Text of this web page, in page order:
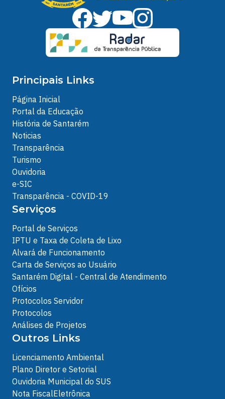
Principais Links
Página Inicial
Portal da Educação
História de Santarém
Noticias
Transparência
Turismo
Ouvidoria
e-SIC
Transparência - COVID-19
Serviços
Portal de Serviços
IPTU e Taxa de Coleta de Lixo
Alvará de Funcionamento
Carta de Serviços ao Usuário
Santarém Digital - Central de Atendimento
Ofícios
Protocolos Servidor
Protocolos
Análises de Projetos
Outros Links
Licenciamento Ambiental
Plano Diretor e Setorial
Ouvidoria Municipal do SUS
Nota FiscalEletrônica